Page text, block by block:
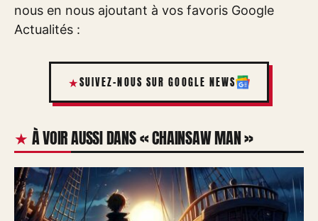
nous en nous ajoutant à vos favoris Google
Actualités :
SUIVEZ-NOUS SUR GOOGLE NEWS
À VOIR AUSSI DANS « CHAINSAW MAN »